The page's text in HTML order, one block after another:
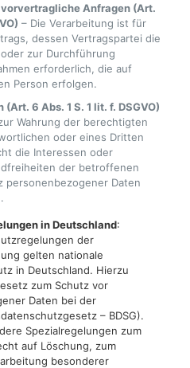
Anfragen (Art.
– Die Verarbeitung ist für
dessen Vertragspartei die
zur Durchführung
erforderlich, die auf
Person erfolgen.
6 Abs. 1 S. 1 lit. f. DSGVO)
Wahrung der berechtigten
oder eines Dritten
die Interessen oder
der betroffenen
personenbezogener Daten
in Deutschland:
der
gelten nationale
in Deutschland. Hierzu
zum Schutz vor
Daten bei der
– BDSG).
Spezialregelungen zum
auf Löschung, zum
besonderer